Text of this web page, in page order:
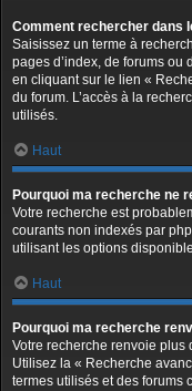
Comment rechercher dans
Saisissez un terme à
pages d’index, de forums ou
en cliquant sur le lien «
du forum. L’accès à la
utilisés.
Haut
Pourquoi ma recherche ne
Votre recherche est
courants non indexés par
utilisant les options
Haut
Pourquoi ma recherche
Votre recherche renvoie plus
Utilisez la « Recherche
termes utilisés et des forums